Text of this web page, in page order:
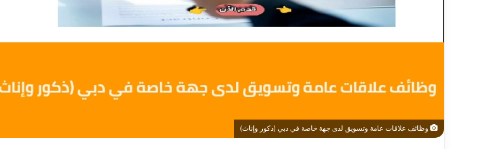
وظائف علاقات عامة وتسويق لدى جهة خاصة في دبي (ذكور وإناث)